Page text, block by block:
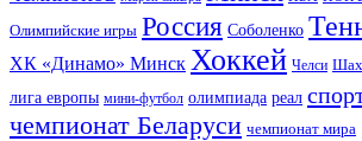
Олимпийские игры Россия Соболенко
ХК «Динамо» Минск Хоккей Челси
лига европы мини-футбол олимпиада реал
чемпионат Беларуси чемпионат мира